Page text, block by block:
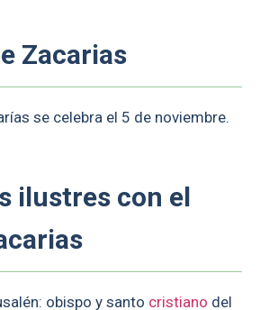
Zacarias
se celebra el 5 de noviembre.
ilustres con el
obispo y santo cristiano del